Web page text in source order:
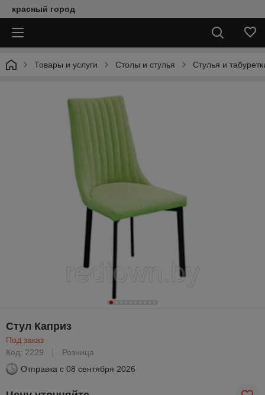
красный город
Товары и услуги Столы и стулья Стулья и
Стул Каприз
Под заказ
Код: 2229
Розница
Отправка с 08 сентября 2026